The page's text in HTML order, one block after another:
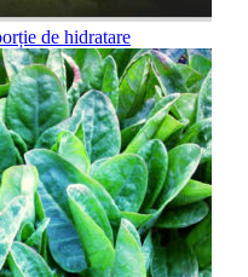
de hidratare